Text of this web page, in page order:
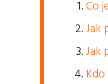
Co
Jak
Jak